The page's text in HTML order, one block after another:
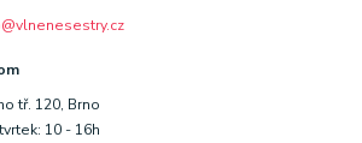
tř. 120, Brno
10 - 16h